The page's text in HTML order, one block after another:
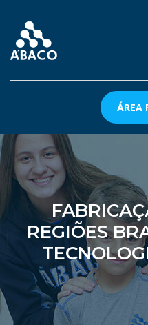
ÁREA
REGIÕES